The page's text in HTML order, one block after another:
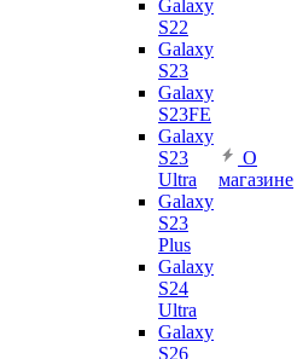
Galaxy
S22
Galaxy
S23
Galaxy
S23FE
Galaxy
S23
Ultra
Galaxy
S23
Plus
Galaxy
S24
Ultra
Galaxy
S26
О
магазине